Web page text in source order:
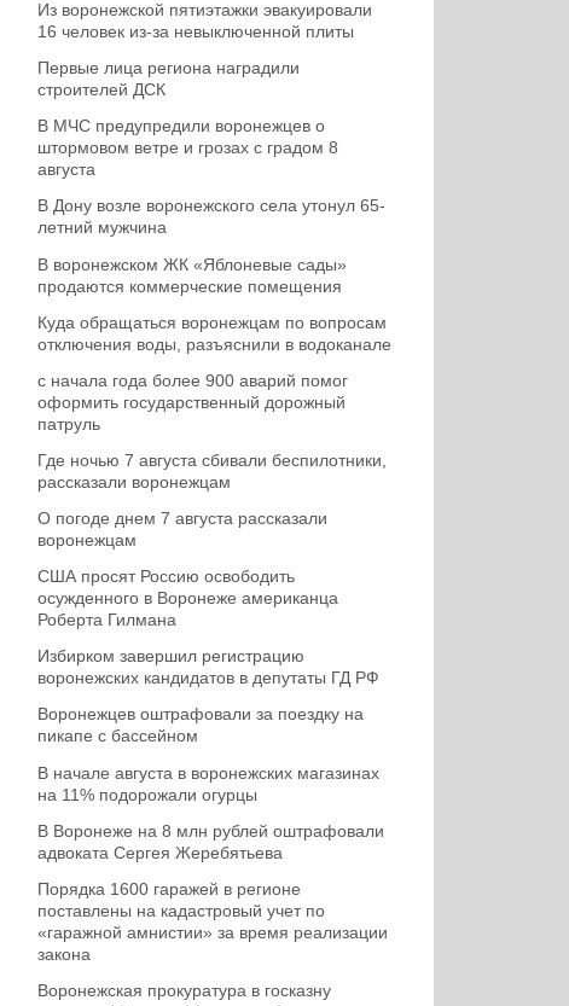
Из воронежской пятиэтажки эвакуировали
16 человек из-за невыключенной плиты
Первые лица региона наградили
строителей ДСК
В МЧС предупредили воронежцев о
штормовом ветре и грозах с градом 8
августа
В Дону возле воронежского села утонул 65-
летний мужчина
В воронежском ЖК «Яблоневые сады»
продаются коммерческие помещения
Куда обращаться воронежцам по вопросам
отключения воды, разъяснили в водоканале
с начала года более 900 аварий помог
оформить государственный дорожный
патруль
Где ночью 7 августа сбивали беспилотники,
рассказали воронежцам
О погоде днем 7 августа рассказали
воронежцам
США просят Россию освободить
осужденного в Воронеже американца
Роберта Гилмана
Избирком завершил регистрацию
воронежских кандидатов в депутаты ГД РФ
Воронежцев оштрафовали за поездку на
пикапе с бассейном
В начале августа в воронежских магазинах
на 11% подорожали огурцы
В Воронеже на 8 млн рублей оштрафовали
адвоката Сергея Жеребятьева
Порядка 1600 гаражей в регионе
поставлены на кадастровый учет по
«гаражной амнистии» за время реализации
закона
Воронежская прокуратура в госказну